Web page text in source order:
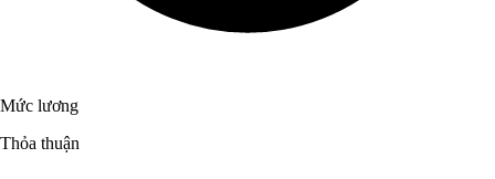
Mức lương
Thỏa thuận